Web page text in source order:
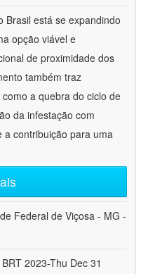
Brasil está se expandindo
opção viável e
de proximidade dos
também traz
a quebra do ciclo de
da infestação com
a contribuição para uma
Federal de Viçosa - MG -
2023-Thu Dec 31